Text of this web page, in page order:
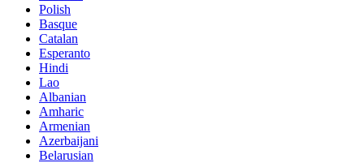
Polish
Basque
Catalan
Esperanto
Hindi
Lao
Albanian
Amharic
Armenian
Azerbaijani
Belarusian